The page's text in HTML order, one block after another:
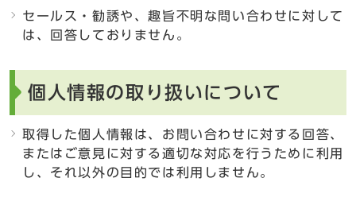
セールス・勧誘や、趣旨不明な問い合わせに対して
は、回答しておりません。
個人情報の取り扱いについて
取得した個人情報は、お問い合わせに対する回答、
またはご意見に対する適切な対応を行うために利用
し、それ以外の目的では利用しません。